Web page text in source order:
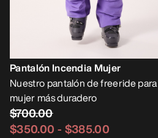
Pantalón Incendia Mujer
Nuestro pantalón de freeride para
mujer más duradero
$700.00
$350.00 - $385.00